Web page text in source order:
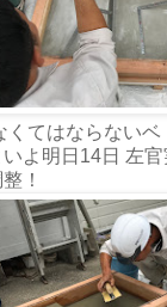
くてはならない
よ明日14日 左
！